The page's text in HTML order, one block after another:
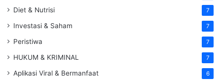
Diet & Nutrisi 7
Investasi & Saham 7
Peristiwa 7
HUKUM & KRIMINAL 7
Aplikasi Viral & Bermanfaat 6